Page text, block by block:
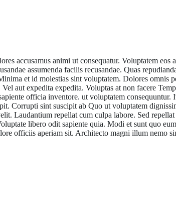
accusamus animi ut consequatur. Voluptatem
assumenda facilis recusandae. Quas
et id molestias sint voluptatem. Dolores
aut expedita expedita. Voluptas at non facere
officia inventore. ut voluptatem
Corrupti sint suscipit ab Quo ut voluptatem
Laudantium repellat cum culpa labore. Sed
libero odit sapiente quia. Modi et sunt quo
officiis aperiam sit. Architecto magni illum nemo